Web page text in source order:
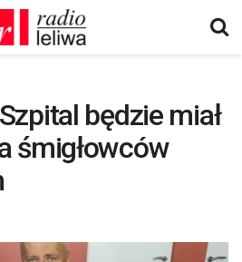
będzie miał
śmigłowców